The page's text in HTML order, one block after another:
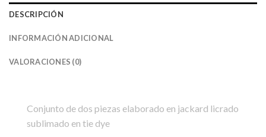
DESCRIPCIÓN
INFORMACIÓN ADICIONAL
VALORACIONES (0)
Conjunto de dos piezas elaborado en jackard licrado
sublimado en tie dye